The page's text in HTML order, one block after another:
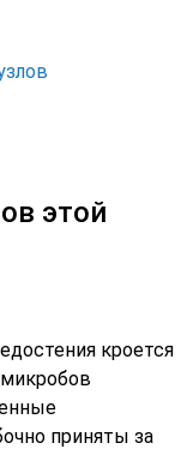
этой
кроется
приняты за